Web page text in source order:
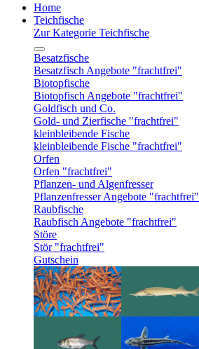
Home
Teichfische
Zur Kategorie Teichfische
Besatzfische
Besatzfisch Angebote "frachtfrei"
Biotopfische
Biotopfisch Angebote "frachtfrei"
Goldfisch und Co.
Gold- und Zierfische "frachtfrei"
kleinbleibende Fische
kleinbleibende Fische "frachtfrei"
Orfen
Orfen "frachtfrei"
Pflanzen- und Algenfresser
Pflanzenfresser Angebote "frachtfrei"
Raubfische
Raubfisch Angebote "frachtfrei"
Störe
Stör "frachtfrei"
Gutschein